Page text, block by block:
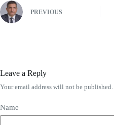
PREVIOUS
Leave a Reply
Your email address will not be published.
Name